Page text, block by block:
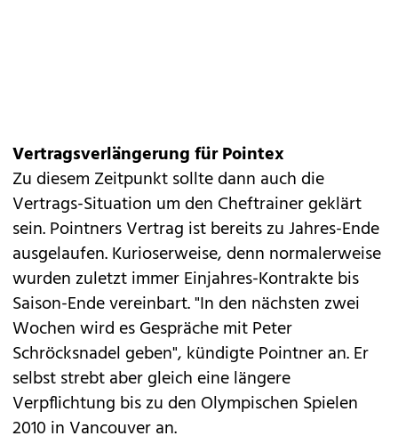
Vertragsverlängerung für Pointex
Zu diesem Zeitpunkt sollte dann auch die
Vertrags-Situation um den Cheftrainer geklärt
sein. Pointners Vertrag ist bereits zu Jahres-Ende
ausgelaufen. Kurioserweise, denn normalerweise
wurden zuletzt immer Einjahres-Kontrakte bis
Saison-Ende vereinbart. "In den nächsten zwei
Wochen wird es Gespräche mit Peter
Schröcksnadel geben", kündigte Pointner an. Er
selbst strebt aber gleich eine längere
Verpflichtung bis zu den Olympischen Spielen
2010 in Vancouver an.